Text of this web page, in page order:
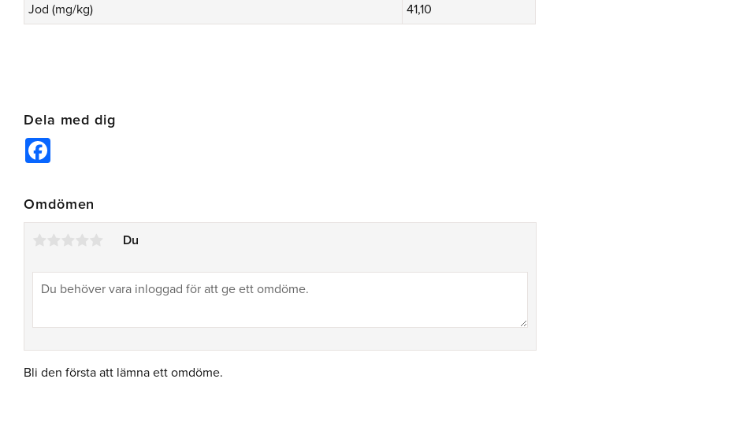
Jod (mg/kg) 41,10
Dela med dig
Omdömen
Du
Bli den första att lämna ett omdöme.